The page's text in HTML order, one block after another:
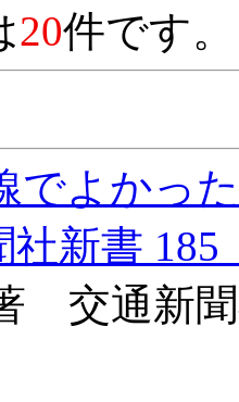
20件です
でよか
社新書
交通新